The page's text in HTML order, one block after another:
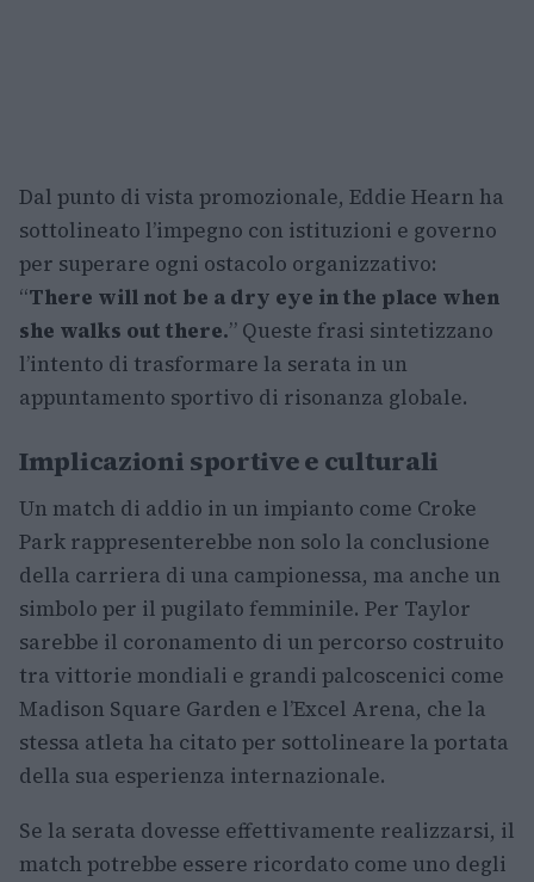
Dal punto di vista promozionale, Eddie Hearn ha
sottolineato l’impegno con istituzioni e governo
per superare ogni ostacolo organizzativo:
“There will not be a dry eye in the place when
she walks out there.” Queste frasi sintetizzano
l’intento di trasformare la serata in un
appuntamento sportivo di risonanza globale.
Implicazioni sportive e culturali
Un match di addio in un impianto come Croke
Park rappresenterebbe non solo la conclusione
della carriera di una campionessa, ma anche un
simbolo per il pugilato femminile. Per Taylor
sarebbe il coronamento di un percorso costruito
tra vittorie mondiali e grandi palcoscenici come
Madison Square Garden e l’Excel Arena, che la
stessa atleta ha citato per sottolineare la portata
della sua esperienza internazionale.
Se la serata dovesse effettivamente realizzarsi, il
match potrebbe essere ricordato come uno degli